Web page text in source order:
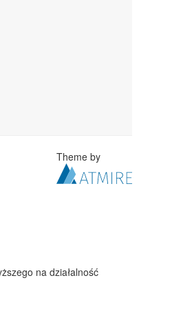
Theme by
na działalność